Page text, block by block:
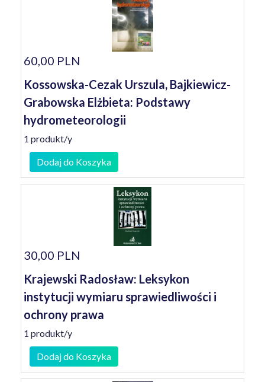
60,00 PLN
Kossowska-Cezak Urszula, Bajkiewicz-
Grabowska Elżbieta: Podstawy
hydrometeorologii
1 produkt/y
Dodaj do Koszyka
30,00 PLN
Krajewski Radosław: Leksykon
instytucji wymiaru sprawiedliwości i
ochrony prawa
1 produkt/y
Dodaj do Koszyka